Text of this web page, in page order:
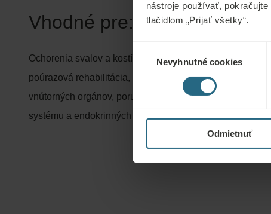
nástroje používať,
tlačidlom „Prijať všetky“.
súhlasuNevyhnutné cookies
Odmietnuť
Vhodné pre:
Ochorenia svalov a kostí (funkčné alebo degeneratívne),
poúrazová rehabilitácia, funkčné a chronické organické
vnútorných orgánov, poruchy krvného obehu, porucha
systému a endokrinných žliaz